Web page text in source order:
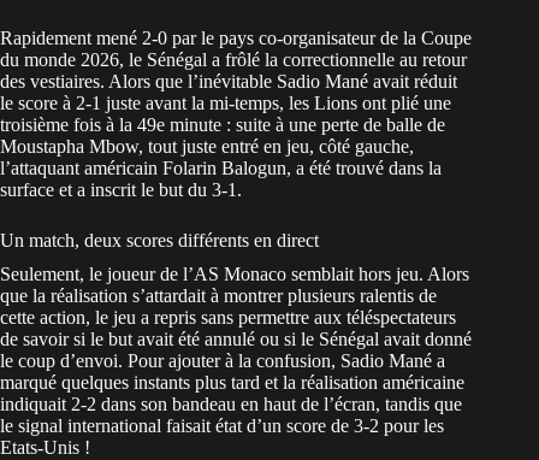
Rapidement mené 2-0 par le pays co-organisateur de la Coupe
du monde 2026, le Sénégal a frôlé la correctionnelle au retour
des vestiaires. Alors que l’inévitable Sadio Mané avait réduit
le score à 2-1 juste avant la mi-temps, les Lions ont plié une
troisième fois à la 49e minute : suite à une perte de balle de
Moustapha Mbow, tout juste entré en jeu, côté gauche,
l’attaquant américain Folarin Balogun, a été trouvé dans la
surface et a inscrit le but du 3-1.
Un match, deux scores différents en direct
Seulement, le joueur de l’AS Monaco semblait hors jeu. Alors
que la réalisation s’attardait à montrer plusieurs ralentis de
cette action, le jeu a repris sans permettre aux téléspectateurs
de savoir si le but avait été annulé ou si le Sénégal avait donné
le coup d’envoi. Pour ajouter à la confusion, Sadio Mané a
marqué quelques instants plus tard et la réalisation américaine
indiquait 2-2 dans son bandeau en haut de l’écran, tandis que
le signal international faisait état d’un score de 3-2 pour les
Etats-Unis !